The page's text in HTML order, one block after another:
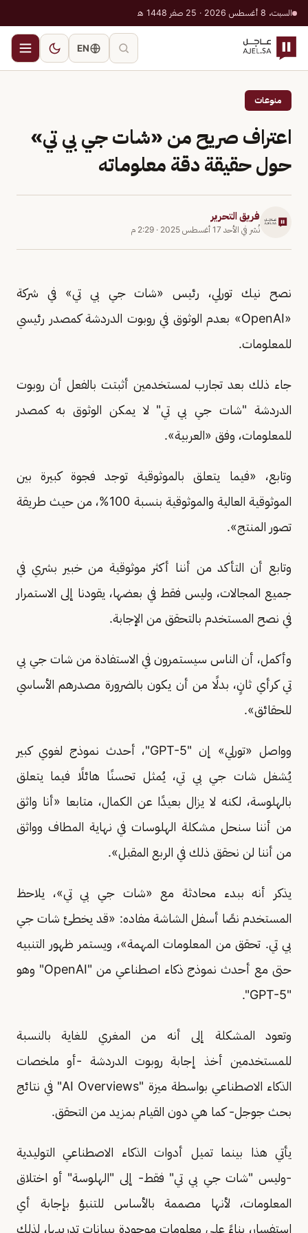
السبت، 8 أغسطس 2026 · 25 صفر 1448 هـ
EN
منوعات
اعتراف صريح من «شات جي بي تي»
حول حقيقة دقة معلوماته
فريق التحرير
نُشر في الأحد 17 أغسطس 2025 · 2:29 م
نصح نيك تورلي، رئيس «شات جي بي تي» في شركة
«OpenAI» بعدم الوثوق في روبوت الدردشة كمصدر رئيسي
للمعلومات.
جاء ذلك بعد تجارب لمستخدمين أثبتت بالفعل أن روبوت
الدردشة "شات جي بي تي" لا يمكن الوثوق به كمصدر
للمعلومات، وفق «العربية».
وتابع، «فيما يتعلق بالموثوقية توجد فجوة كبيرة بين
الموثوقية العالية والموثوقية بنسبة 100%، من حيث طريقة
تصور المنتج».
وتابع أن التأكد من أننا أكثر موثوقية من خبير بشري في
جميع المجالات، وليس فقط في بعضها، يقودنا إلى الاستمرار
في نصح المستخدم بالتحقق من الإجابة.
وأكمل، أن الناس سيستمرون في الاستفادة من شات جي بي
تي كرأي ثانٍ، بدلًا من أن يكون بالضرورة مصدرهم الأساسي
للحقائق».
وواصل «تورلي» إن "GPT-5"، أحدث نموذج لغوي كبير
يُشغل شات جي بي تي، يُمثل تحسنًا هائلًا فيما يتعلق
بالهلوسة، لكنه لا يزال بعيدًا عن الكمال، متابعا «أنا واثق
من أننا سنحل مشكلة الهلوسات في نهاية المطاف وواثق
من أننا لن نحقق ذلك في الربع المقبل».
يذكر أنه ببدء محادثة مع «شات جي بي تي»، يلاحظ
المستخدم نصًا أسفل الشاشة مفاده: «قد يخطئ شات جي
بي تي. تحقق من المعلومات المهمة»، ويستمر ظهور التنبيه
حتى مع أحدث نموذج ذكاء اصطناعي من "OpenAI" وهو
"GPT-5".
وتعود المشكلة إلى أنه من المغري للغاية بالنسبة
للمستخدمين أخذ إجابة روبوت الدردشة -أو ملخصات
الذكاء الاصطناعي بواسطة ميزة "AI Overviews" في نتائج
بحث جوجل- كما هي دون القيام بمزيد من التحقق.
يأتي هذا بينما تميل أدوات الذكاء الاصطناعي التوليدية
-وليس "شات جي بي تي" فقط- إلى "الهلوسة" أو اختلاق
المعلومات، لأنها مصممة بالأساس للتنبؤ بإجابة أي
استفسار، بناءً على معلومات موجودة ببيانات تدريبها، لذلك